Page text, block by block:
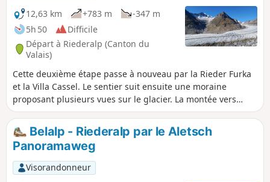
12,63 km
+783 m
-347 m
5h 50
Difficile
Départ à Riederalp (Canton du
Valais)
Cette deuxième étape passe à nouveau par la Rieder Furka
et la Villa Cassel. Le sentier suit ensuite une moraine
proposant plusieurs vues sur le glacier. La montée vers
l'Härdernagrat vous offrira un point de vue exceptionnel
aussi bien sur le glacier d'Aletsch que sur les sommets
valaisans culminant à plus de 4000 mètres, dont le Cervin.
Après HohBalm, l'Aletschgletscher restera votre fidèle
compagnon de route avant de disparaitre à la
Märjelenseestube.
Belalp - Riederalp par le Aletsch
Panoramaweg
Visorandonneur